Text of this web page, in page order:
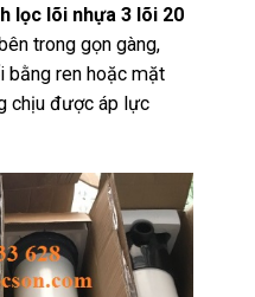
lọc lõi nhựa 3 lõi 20
trong gọn gàng,
bằng ren hoặc mặt
chịu được áp lực